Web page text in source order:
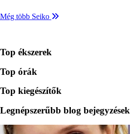
Még több Seiko
Top ékszerek
Top órák
Top kiegészítők
Legnépszerűbb blog bejegyzések